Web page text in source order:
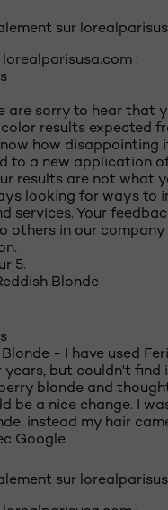
sur
lorealparisusa.com :
are sorry to hear that
results expected
how disappointing
to a new application
results are not what
looking for ways to
services. Your
others in our
5.
Blonde
- I have used
but couldn't find
blonde and
be a nice change. I
instead my hair
Google
sur